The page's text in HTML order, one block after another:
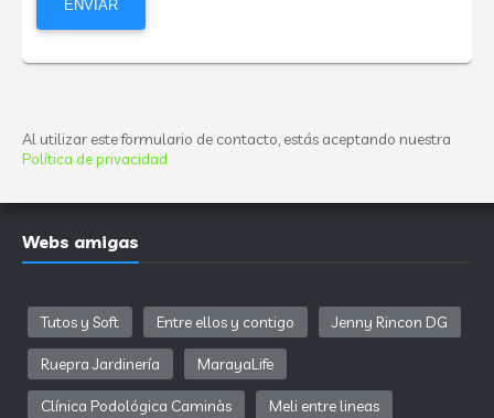
Al utilizar este formulario de contacto, estás aceptando nuestra
Política de privacidad
Webs amigas
Tutos y Soft Entre ellos y contigo Jenny Rincon DG
Ruepra Jardinería MarayaLife
Clínica Podológica Caminàs Meli entre lineas